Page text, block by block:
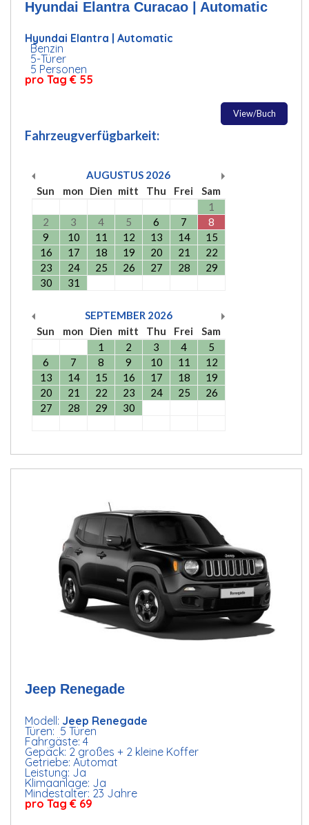
Hyundai Elantra Curacao | Automatic
Hyundai Elantra | Automatic
Benzin
5-Türer
5 Personen
pro Tag € 55
View/Buch
Fahrzeugverfügbarkeit:
AUGUSTUS 2026
Sun
mon Dien mitt Thu Frei
Sam
1
2
3 4 5 6 7
8
9
10 11 12 13 14
15
16
17 18 19 20 21
22
23
24 25 26 27 28
29
30
31
SEPTEMBER 2026
Sun
mon Dien mitt Thu Frei
Sam
1
2 3 4
5
6
7 8 9 10 11
12
13
14 15 16 17 18
19
20
21 22 23 24 25
26
27
28 29 30
Jeep Renegade
Modell: Jeep Renegade
Türen: 5 Türen
Fahrgäste: 4
Gepäck: 2 großes + 2 kleine Koffer
Getriebe: Automat
Leistung: Ja
Klimaanlage: Ja
Mindestalter: 23 Jahre
pro Tag € 69